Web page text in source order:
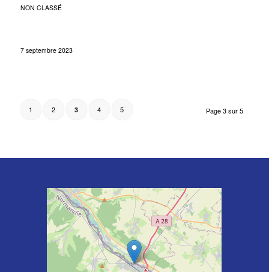
NON CLASSÉ
7 septembre 2023
Page 3 sur 5
1 2 3 4 5